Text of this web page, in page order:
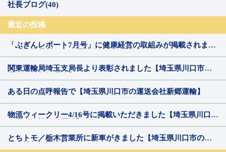
社長ブログ(40)
最近の投稿
「ぶぎんレポート7月号」に健康経営の取組みが掲載されまし
関東運輸局埼玉支局長より表彰されました【埼玉県川口市の
ある日の点呼報告で【埼玉県川口市の運送会社新郷運輸】
物流ウィークリー4/16号に掲載いただきました【埼玉県川口市
とちトモ／栃木営業所に新車がきました【埼玉県川口市の運